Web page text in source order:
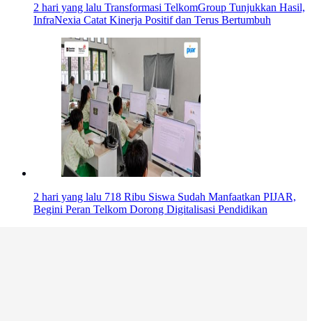
2 hari yang lalu Transformasi TelkomGroup Tunjukkan Hasil,
InfraNexia Catat Kinerja Positif dan Terus Bertumbuh
2 hari yang lalu 718 Ribu Siswa Sudah Manfaatkan PIJAR,
Begini Peran Telkom Dorong Digitalisasi Pendidikan